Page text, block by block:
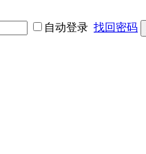
自动登录 找回密码